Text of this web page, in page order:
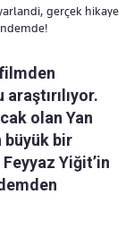
gerçek hikaye
olan Yan
büyük bir
Yiğit’in